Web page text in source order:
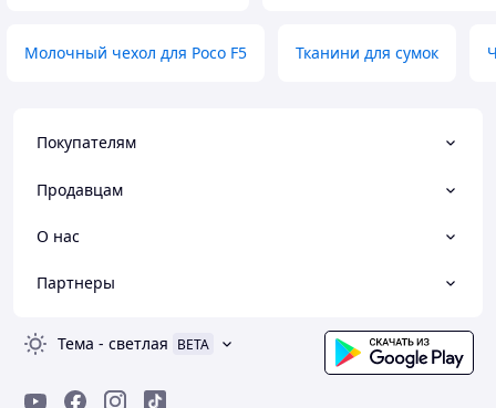
Молочный чехол для Poco F5 Тканини для сумок
Покупателям
Продавцам
О нас
Партнеры
Тема - светлая BETA